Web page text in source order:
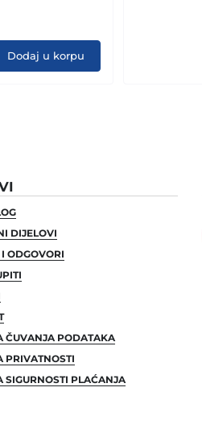
Dodaj u korpu
DIJELOVI
ODGOVORI
ČUVANJA PODATAKA
PRIVATNOSTI
SIGURNOSTI PLAĆANJA